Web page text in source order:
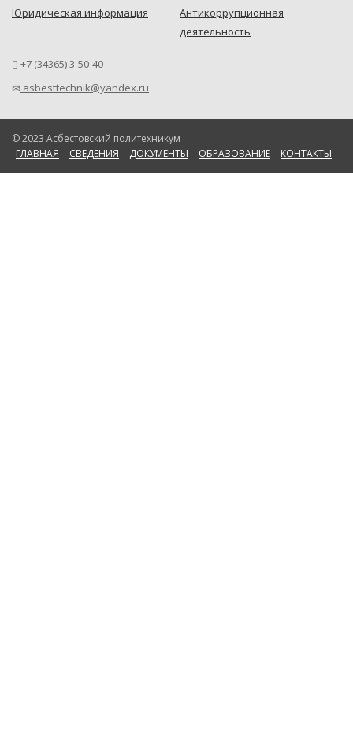
Юридическая информация
Антикоррупционная
деятельность
+7 (34365) 3-50-40
asbesttechnik@yandex.ru
© 2023 Асбестовский политехникум
ГЛАВНАЯ
СВЕДЕНИЯ ДОКУМЕНТЫ ОБРАЗОВАНИЕ КОНТАКТЫ